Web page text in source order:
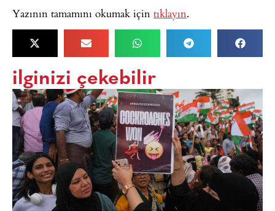
Yazının tamamını okumak için tıklayın.
ilginizi çekebilir